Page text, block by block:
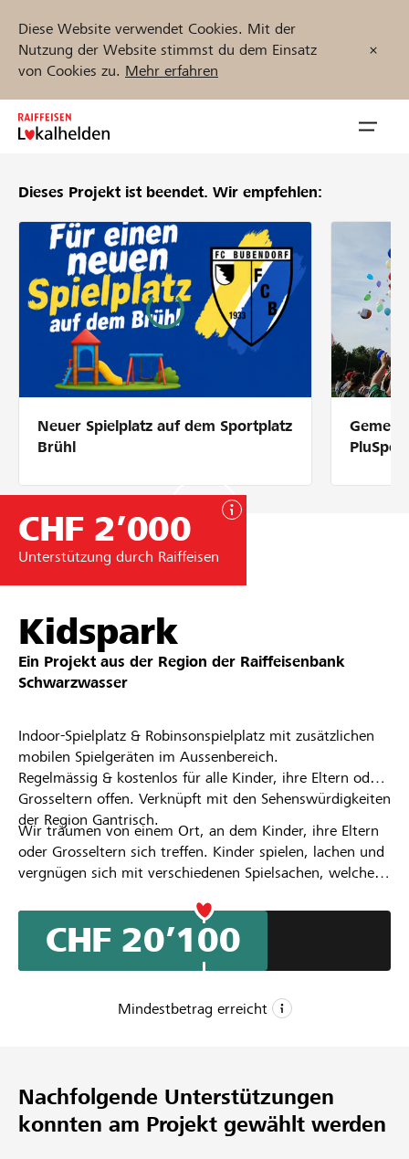
Diese Website verwendet Cookies. Mit der
Nutzung der Website stimmst du dem Einsatz
von Cookies zu. Mehr erfahren
Zum
Inhalt
Unterstützen
Hilfe & Support
Partner / Raiffeisenbank
Anmelden
Projekte und Organisationen finden
DE FR IT
Dieses Projekt ist beendet. Wir empfehlen:
Neuer Spielplatz auf dem Sportplatz
Brühl
CHF 2’000
Unterstützung durch Raiffeisen
Kidspark
Ein Projekt aus der Region der Raiffeisenbank
Schwarzwasser
Indoor-Spielplatz & Robinsonspielplatz mit zusätzlichen
mobilen Spielgeräten im Aussenbereich.
Regelmässig & kostenlos für alle Kinder, ihre Eltern oder
Grosseltern offen. Verknüpft mit den Sehenswürdigkeiten
der Region Gantrisch.
Wir träumen von einem Ort, an dem Kinder, ihre Eltern
oder Grosseltern sich treffen. Kinder spielen, lachen und
vergnügen sich mit verschiedenen Spielsachen, welche
und Grosseltern miteinander ins Gespräch kommen.
Zusammen Kaffee trinken, plaudern, einander helfen,
Beziehungen aufbauen. - Menschen sollen freigesetzt
CHF 20’100
Mindestbetrag erreicht
CHF 30’000
Wunschbetrag
Nachfolgende Unterstützungen
konnten am Projekt gewählt werden